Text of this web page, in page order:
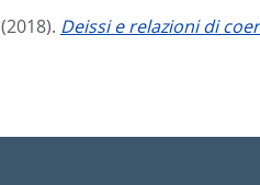
(2018). Deissi e relazioni di